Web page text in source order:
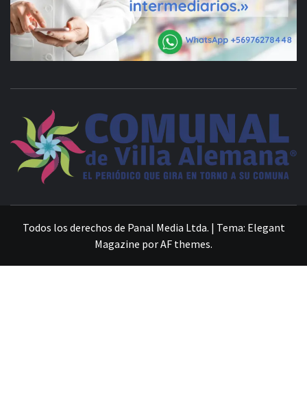
Todos los derechos de Panal Media Ltda. | Tema: Elegant
Magazine porAF themes.